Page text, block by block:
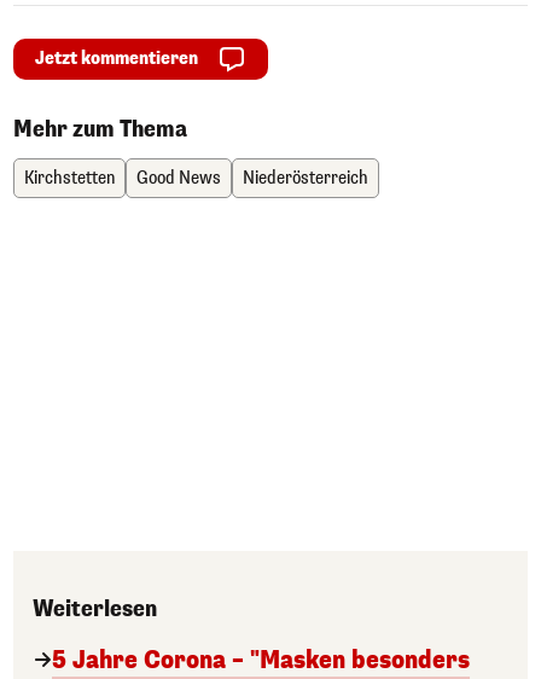
Jetzt kommentieren
Mehr zum Thema
Kirchstetten Good News Niederösterreich
Weiterlesen
5 Jahre Corona – "Masken besonders